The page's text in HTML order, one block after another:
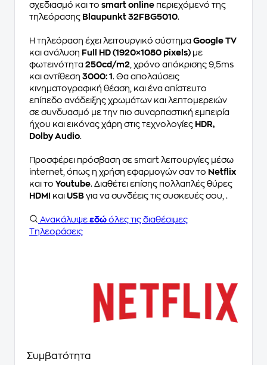
σχεδιασμό και το smart online περιεχόμενό της
τηλεόρασης Blaupunkt 32FBG5010.
Η τηλεόραση έχει λειτουργικό σύστημα Google TV
και ανάλυση Full HD (1920×1080 pixels) με
φωτεινότητα 250cd/m2 , χρόνο απόκρισης 9,5ms
και αντίθεση 3000: 1 . Θα απολαύσεις
κινηματογραφική θέαση, και ένα απίστευτο
επίπεδο ανάδειξης χρωμάτων και λεπτομερειών
σε συνδυασμό με την πιο συναρπαστική εμπειρία
ήχου και εικόνας χάρη στις τεχνολογίες HDR,
Dolby Audio.
Προσφέρει πρόσβαση σε smart λειτουργίες μέσω
internet, όπως η χρήση εφαρμογών σαν το Netflix
και το Youtube. Διαθέτει επίσης πολλαπλές θύρες
HDMI
και USB για να συνδέεις τις συσκευές σου, .
Ανακάλυψε εδώ όλες τις διαθέσιμες
Τηλεοράσεις
Συμβατότητα